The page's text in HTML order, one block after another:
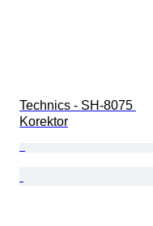
Technics - SH-8075
Korektor